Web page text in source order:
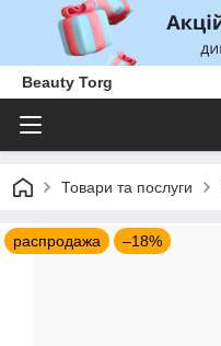
Beauty Torg
Товари та послуги
распродажа –18%